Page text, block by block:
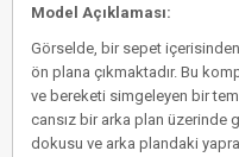
Model Açıklaması:
Görselde, bir sepet
ön plana çıkmaktadır. Bu
ve bereketi simgeleyen bir tema
cansız bir arka plan üzerinde
dokusu ve arka plandaki